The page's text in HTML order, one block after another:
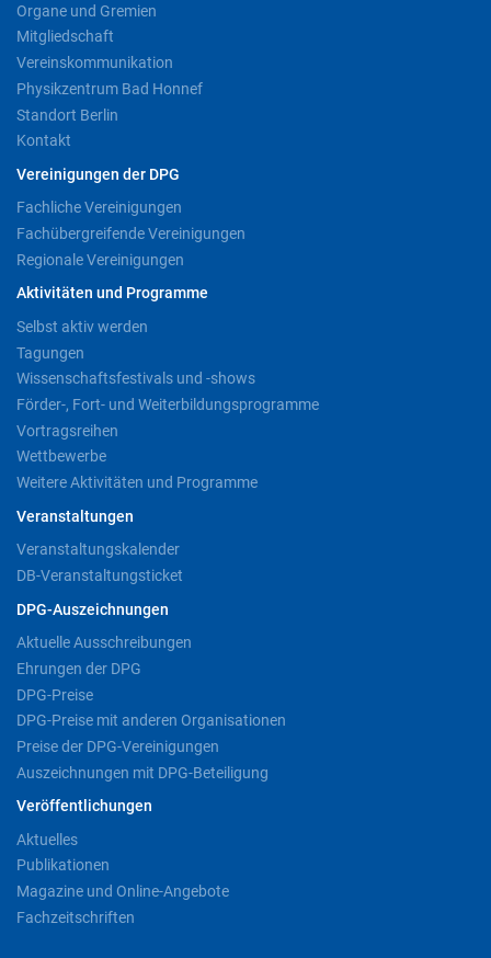
Organe und Gremien
Mitgliedschaft
Vereinskommunikation
Physikzentrum Bad Honnef
Standort Berlin
Kontakt
Vereinigungen der DPG
Fachliche Vereinigungen
Fachübergreifende Vereinigungen
Regionale Vereinigungen
Aktivitäten und Programme
Selbst aktiv werden
Tagungen
Wissenschaftsfestivals und -shows
Förder-, Fort- und Weiterbildungsprogramme
Vortragsreihen
Wettbewerbe
Weitere Aktivitäten und Programme
Veranstaltungen
Veranstaltungskalender
DB-Veranstaltungsticket
DPG-Auszeichnungen
Aktuelle Ausschreibungen
Ehrungen der DPG
DPG-Preise
DPG-Preise mit anderen Organisationen
Preise der DPG-Vereinigungen
Auszeichnungen mit DPG-Beteiligung
Veröffentlichungen
Aktuelles
Publikationen
Magazine und Online-Angebote
Fachzeitschriften